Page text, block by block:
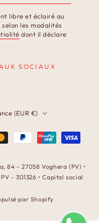
libre et éclairé au
les modalités
dont il déclare
SOCIAUX
84 - 27058 Voghera (PV) •
- 301326 • Capital social
par Shopify
(EUR €)